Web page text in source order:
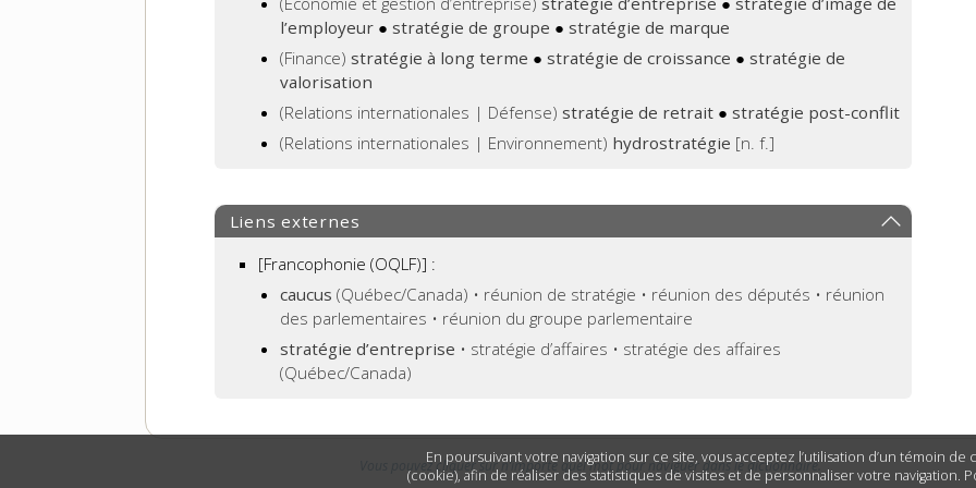
En poursuivant votre navigation sur ce site, vous acceptez l’utilisation d’un témoin de
(cookie), afin de réaliser des statistiques de visites et de personnaliser votre navigation.
l’employeur ● stratégie de groupe ● stratégie de marque
(Finance) stratégie à long terme ● stratégie de croissance ● stratégie de
valorisation
(Relations internationales | Défense) stratégie de retrait ● stratégie post-conflit
(Relations internationales | Environnement) hydrostratégie [n. f.]
Liens externes
[Francophonie (OQLF)] :
caucus (Québec/Canada) • réunion de stratégie • réunion des députés • réunion
des parlementaires • réunion du groupe parlementaire
stratégie d’entreprise • stratégie d’affaires • stratégie des affaires
(Québec/Canada)
Vous pouvez cliquer sur n’importe quel mot pour naviguer dans le dictionnaire.